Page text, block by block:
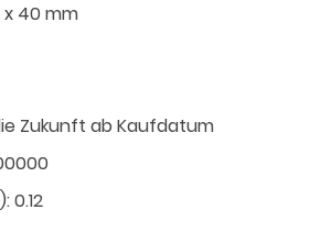
40 mm
Zukunft ab Kaufdatum
0.12